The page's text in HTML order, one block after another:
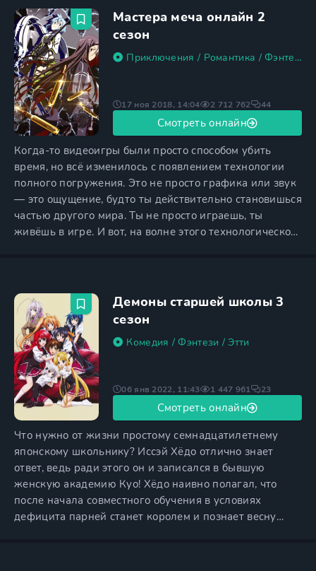
внимание привлекает симпатичная девушка,
облаченная в
Мастера меча онлайн 2
сезон
Приключения / Романтика / Фэнтези
Когда-то видеоигры были просто способом убить
время, но всё изменилось с появлением технологии
полного погружения. Это не просто графика или звук
— это ощущение, будто ты действительно становишься
частью другого мира. Ты не просто играешь, ты
живёшь в игре. И вот, на волне этого технологического
персонажем, а становишься им. Ты чувствуешь ветер
на
17 ноя 2018, 14:04 2 712 762 44
Смотреть онлайн
Демоны старшей школы 3
сезон
Комедия / Фэнтези /Этти
Что нужно от жизни простому семнадцатилетнему
японскому школьнику? Иссэй Хёдо отлично знает
ответ, ведь ради этого он и записался в бывшую
женскую академию Куо! Хёдо наивно полагал, что
после начала совместного обучения в условиях
дефицита парней станет королем и познает весну
06 янв 2022, 11:43 1 447 961 23
Смотреть онлайн